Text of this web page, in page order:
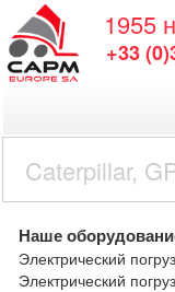
1955
+33
Наше
Электрический
Электрический